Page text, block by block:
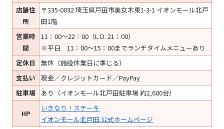
店舗住
所
〒335-0032 埼玉県戸田市美女木東1-3-1 イオンモール北戸
田1階
営業時
間
11：00～22：00（L.O. 21：00）
※平日 11：00～15：00までランチタイムメニューあり
定休日
無休（施設休業日に準じる）
支払い
現金／クレジットカード／PayPay
駐車場
あり（イオンモール北戸田駐車場 約2,600台）
HP
いきなり！ステーキ
イオンモール北戸田 公式ホームページ